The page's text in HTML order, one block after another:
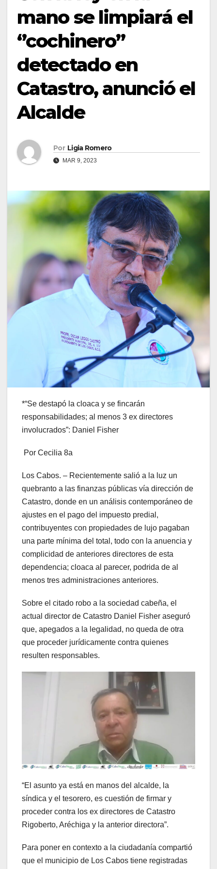
mano se limpiará el
‘’cochinero’’
detectado en
Catastro, anunció el
Alcalde
Por Ligia Romero
MAR 9, 2023
*“Se destapó la cloaca y se fincarán
responsabilidades; al menos 3 ex directores
involucrados”: Daniel Fisher
Por Cecilia 8a
Los Cabos. – Recientemente salió a la luz un
quebranto a las finanzas públicas vía dirección de
Catastro, donde en un análisis contemporáneo de
ajustes en el pago del impuesto predial,
contribuyentes con propiedades de lujo pagaban
una parte mínima del total, todo con la anuencia y
complicidad de anteriores directores de esta
dependencia; cloaca al parecer, podrida de al
menos tres administraciones anteriores.
Sobre el citado robo a la sociedad cabeña, el
actual director de Catastro Daniel Fisher aseguró
que, apegados a la legalidad, no queda de otra
que proceder jurídicamente contra quienes
resulten responsables.
“El asunto ya está en manos del alcalde, la
síndica y el tesorero, es cuestión de firmar y
proceder contra los ex directores de Catastro
Rigoberto, Aréchiga y la anterior directora”.
Para poner en contexto a la ciudadanía compartió
que el municipio de Los Cabos tiene registradas